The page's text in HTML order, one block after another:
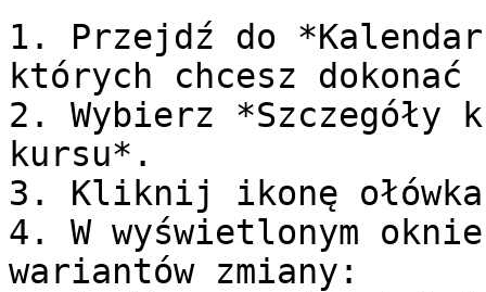
1. Przejdź do
których chcesz dokonać
2. Wybierz *Szczegóły
kursu*.
3. Kliknij ikonę
4. W wyświetlonym
wariantów zmiany: